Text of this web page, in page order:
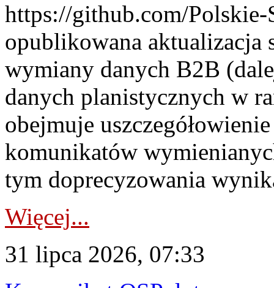
https://github.com/Polskie-
opublikowana aktualizacja
wymiany danych B2B
danych planistycznych w
obejmuje
komunikatów
tym doprecyzowania
Więcej...
31 lipca 2026, 07:33